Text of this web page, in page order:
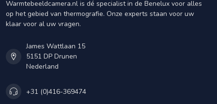
Warmtebeeldcamera.nl is dé specialist in de Benelux voor alles
op het gebied van thermografie. Onze experts staan voor uw
klaar voor al uw vragen.
James Wattlaan 15
5151 DP Drunen
Nederland
+31 (0)416-369474